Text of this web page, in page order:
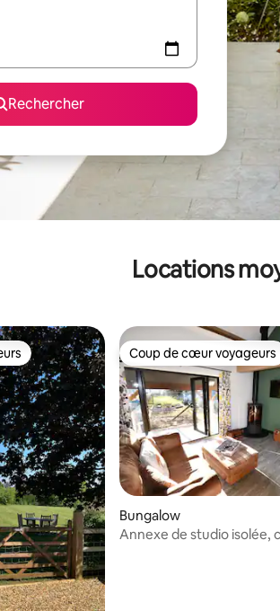
Rechercher
Locations
les plus appréciés Coup de cœur voyageurs
Coup de cœur voyageurs
Bungalow
Annexe de studio isolée,